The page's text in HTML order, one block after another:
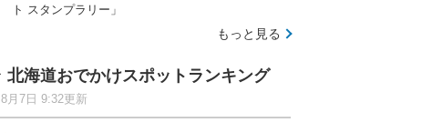
ト スタンプラリー」
もっと見る
北海道おでかけスポットランキング
8月7日 9:32更新